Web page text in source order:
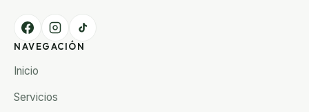
NAVEGACIÓN
Inicio
Servicios